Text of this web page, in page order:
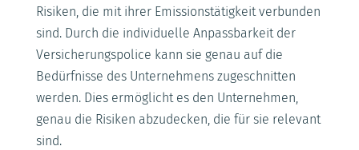
Risiken, die mit ihrer Emissionstätigkeit verbunden
sind. Durch die individuelle Anpassbarkeit der
Versicherungspolice kann sie genau auf die
Bedürfnisse des Unternehmens zugeschnitten
werden. Dies ermöglicht es den Unternehmen,
genau die Risiken abzudecken, die für sie relevant
sind.